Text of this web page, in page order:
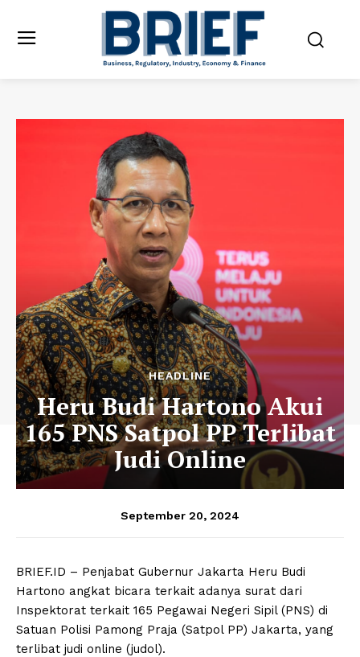
HEADLINE
Heru Budi Hartono Akui
165 PNS Satpol PP Terlibat
Judi Online
September 20, 2024
BRIEF.ID – Penjabat Gubernur Jakarta Heru Budi
Hartono angkat bicara terkait adanya surat dari
Inspektorat terkait 165 Pegawai Negeri Sipil (PNS) di
Satuan Polisi Pamong Praja (Satpol PP) Jakarta, yang
terlibat judi online (judol).